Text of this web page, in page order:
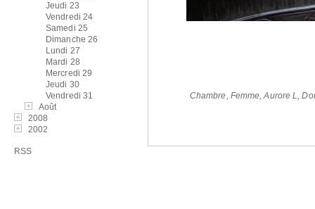
Jeudi 23
Vendredi 24
Samedi 25
Dimanche 26
Lundi 27
Mardi 28
Mercredi 29
Jeudi 30
Vendredi 31
Août
2008
2002
RSS
Chambre, Femme,Aurore L,